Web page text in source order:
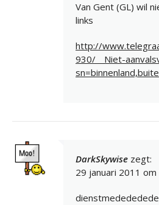
Van Gent (GL) wil
links
http://
930/__Niet-
DarkSkywise zegt:
29 januari 2011 om